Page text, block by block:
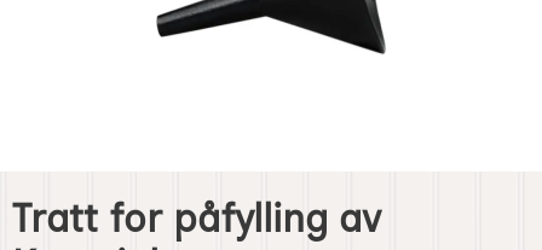
Tratt for påfylling av